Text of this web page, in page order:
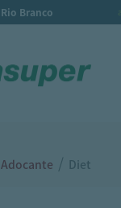
Rio Branco
Adocante / Diet